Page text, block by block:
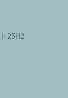
25H2